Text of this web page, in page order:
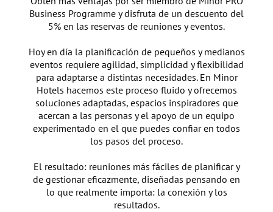
Business Programme y disfruta de un descuento del
5% en las reservas de reuniones y eventos.
Hoy en día la planificación de pequeños y medianos
eventos requiere agilidad, simplicidad y flexibilidad
para adaptarse a distintas necesidades. En Minor
Hotels hacemos este proceso fluido y ofrecemos
soluciones adaptadas, espacios inspiradores que
acercan a las personas y el apoyo de un equipo
experimentado en el que puedes confiar en todos
los pasos del proceso.
El resultado: reuniones más fáciles de planificar y
de gestionar eficazmente, diseñadas pensando en
lo que realmente importa: la conexión y los
resultados.